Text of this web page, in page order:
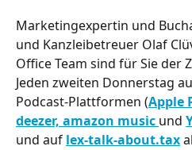
Marketingexpertin und
und Kanzleibetreuer Olaf
Office Team sind für Sie der
Jeden zweiten Donnerstag
Podcast-Plattformen (Apple
deezer, amazon music und
und auf lex-talk-about.tax